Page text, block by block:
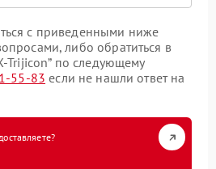
с приведенными ниже
либо обратиться в
Trijicon” по следующему
55-83 если не нашли ответ на